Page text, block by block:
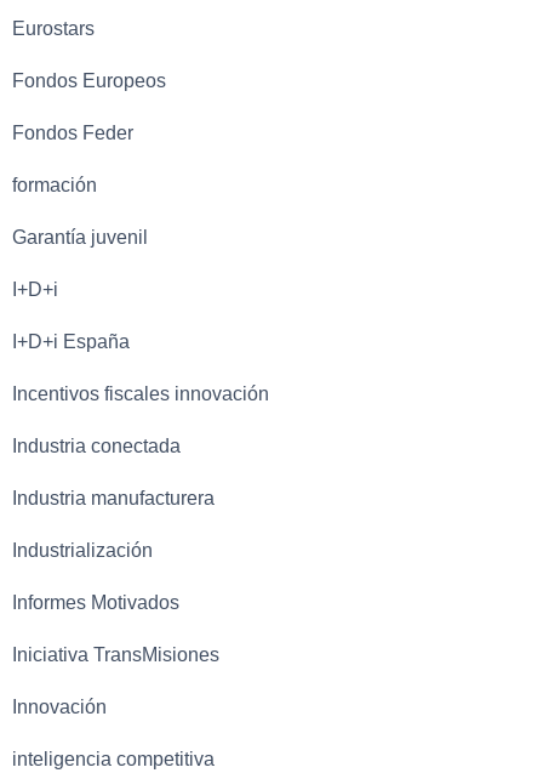
Eurostars
Fondos Europeos
Fondos Feder
formación
Garantía juvenil
I+D+i
I+D+i España
Incentivos fiscales innovación
Industria conectada
Industria manufacturera
Industrialización
Informes Motivados
Iniciativa TransMisiones
Innovación
inteligencia competitiva